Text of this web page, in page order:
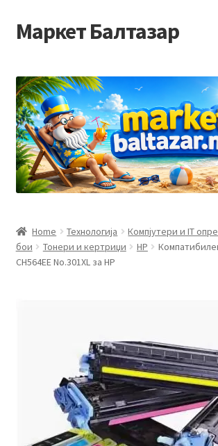
Skip
to
Skip
to
Маркет Балтазар
Checkout
Homepage
Privacy Policy
Контакт
Рекламации и замена на производ
Сите производи
Home Технологија Компјутери и IT
бои
Тонери и кертриџи HP
CH564EE No.301XL за HP